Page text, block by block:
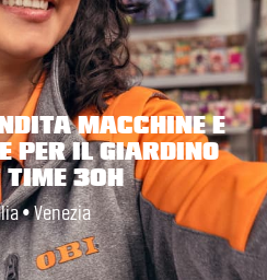
MACCHINE E
PER IL GIARDINO
TIME 30H
• Venezia